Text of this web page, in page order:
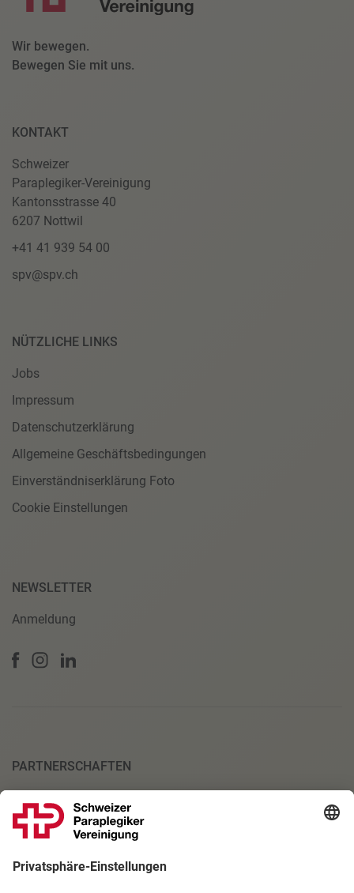
Wir bewegen.
Bewegen Sie mit uns.
KONTAKT
Schweizer
Paraplegiker-Vereinigung
Kantonsstrasse 40
6207 Nottwil
+41 41 939 54 00
spv@spv.ch
NÜTZLICHE LINKS
Jobs
Impressum
Datenschutzerklärung
Allgemeine Geschäftsbedingungen
Einverständniserklärung Foto
Cookie Einstellungen
NEWSLETTER
Anmeldung
PARTNERSCHAFTEN